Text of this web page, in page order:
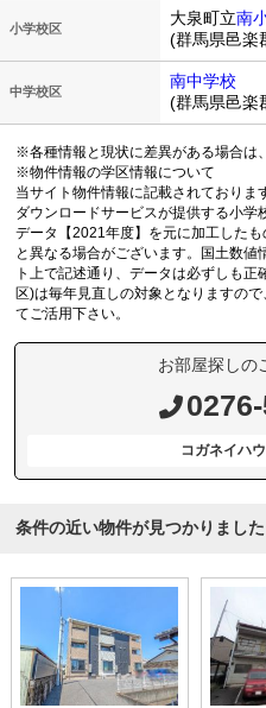
小学校区
大泉町立南
(群馬県邑楽
中学校区
南中学校
(群馬県邑楽
※各種情報と現状に差異がある場合は
※物件情報の学区情報について
当サイト物件情報に記載されておりま
ダウンロードサービスが提供する小
データ【2021年度】を元に加工した
と異なる場合がございます。国土数値
ト上で記述通り、データは必ずしも
区)は毎年見直しの対象となりますの
てご活用下さい。
お部屋探しの
コガネイハ
条件の近い物件が見つかりました